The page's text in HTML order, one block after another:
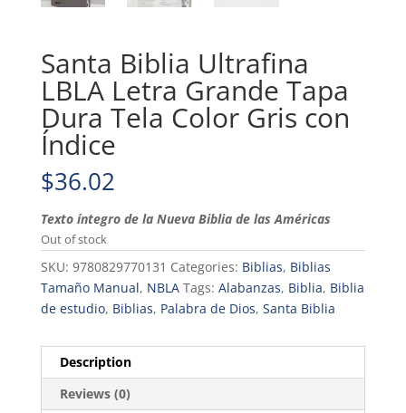
Santa Biblia Ultrafina
LBLA Letra Grande Tapa
Dura Tela Color Gris con
Índice
$36.02
Texto íntegro de la Nueva Biblia de las Américas
Out of stock
SKU: 9780829770131 Categories: Biblias, Biblias
Tamaño Manual, NBLA Tags: Alabanzas, Biblia, Biblia
de estudio, Biblias, Palabra de Dios, Santa Biblia
Description
Reviews (0)